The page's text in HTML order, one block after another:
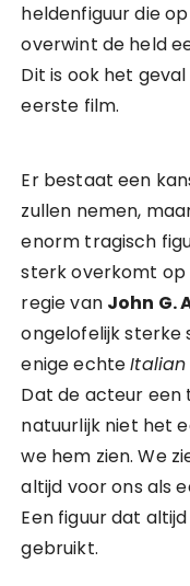
heldenfiguur die
overwint de held
Dit is ook het geval
eerste film.
Er bestaat een
zullen nemen,
enorm tragisch
sterk overkomt op
regie van John G.
ongelofelijk sterke
enige echteItalian
Dat de acteur een
natuurlijk niet het
we hem zien. We
altijd voor ons als
Een figuur dat
gebruikt.